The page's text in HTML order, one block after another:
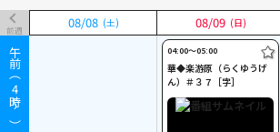
08/08 (土) 08/09 (日)
前週
午前（
4
時～）
08/08 (土) 08/09 (日)
04:00〜05:00
華◆楽游原（らくゆうげ
ん）＃３７［字］